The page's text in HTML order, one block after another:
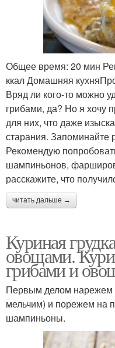
Общее время: 20 мин
ккал Домашняя
Вряд ли кого-то можно
грибами, да? Но я хочу
для них, что даже
старания. Запоминайте
Рекомендую
шампиньонов,
расскажите, что
читать дальше →
Куриная
овощами.
грибами и
Первым делом нарежем
мельчим) и порежем на
шампиньоны.